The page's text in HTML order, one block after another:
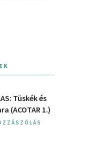
Tüskék és
(ACOTAR 1.)